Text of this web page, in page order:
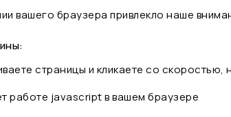
вашего браузера привлекло наше
страницы и кликаете со
работе javascript в вашем браузере